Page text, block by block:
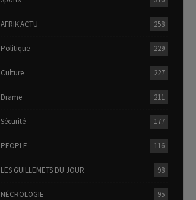
AFRIK'ACTU 258
Politique 229
Culture 227
Drame 211
Sécurité 177
PEOPLE 116
LES GUILLEMETS DU JOUR 98
NÉCROLOGIE 95